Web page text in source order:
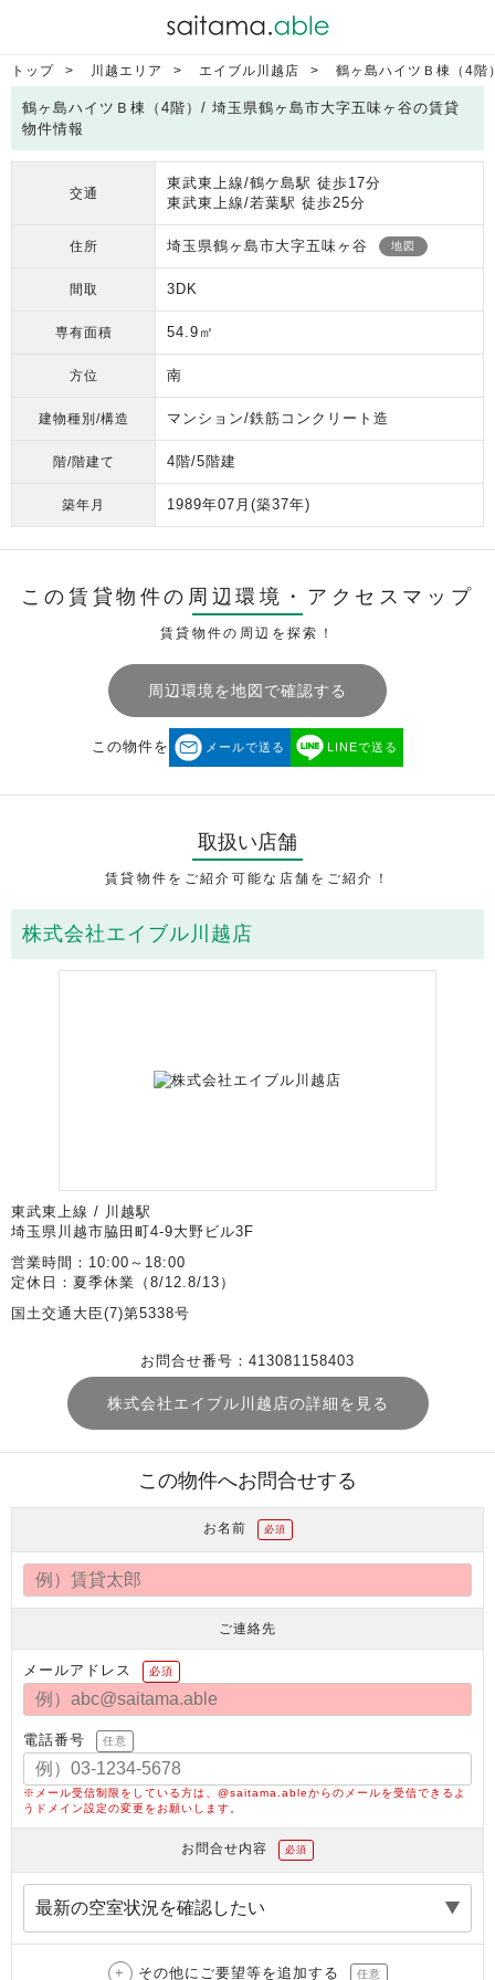
トップ 川越エリア エイブル川越店 鶴ヶ島ハイツＢ棟（4階
鶴ヶ島ハイツＢ棟（4階）/ 埼玉県鶴ヶ島市大字五味ヶ谷の賃貸
物件情報
交通
東武東上線/鶴ケ島駅 徒歩17分
東武東上線/若葉駅 徒歩25分
住所 埼玉県鶴ヶ島市大字五味ヶ谷 地図
間取 3DK
専有面積 54.9㎡
方位 南
建物種別/構造 マンション/鉄筋コンクリート造
階/階建て 4階/5階建
築年月 1989年07月 (築37年)
この賃貸物件の周辺環境・ アクセスマップ
賃貸物件の周辺を探索！
周辺環境を地図で確認する
この物件を メールで送る LINEで送る
取扱い店舗
賃貸物件をご紹介可能な店舗をご紹介！
株式会社エイブル川越店
東武東上線 / 川越駅
埼玉県川越市脇田町4-9大野ビル3F
営業時間：10:00～18:00
定休日：夏季休業（8/12.8/13）
国土交通大臣(7)第5338号
お問合せ番号：413081158403
株式会社エイブル川越店の詳細を見る
この物件へお問合せする
お名前 必須
ご連絡先
メールアドレス 必須
電話番号 任意
※メール受信制限をしている方は、@saitama.ableからのメールを受信できるよ
うドメイン設定の変更をお願いします。
お問合せ内容 必須
その他にご要望等を追加する 任意